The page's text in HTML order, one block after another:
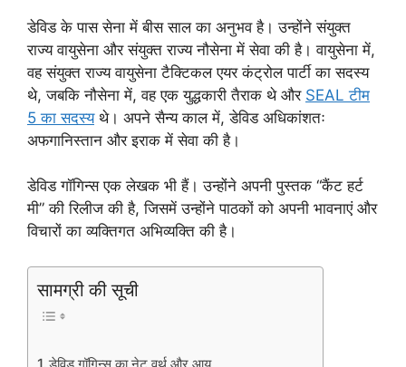
डेविड के पास सेना में बीस साल का अनुभव है। उन्होंने संयुक्त
राज्य वायुसेना और संयुक्त राज्य नौसेना में सेवा की है। वायुसेना में,
वह संयुक्त राज्य वायुसेना टैक्टिकल एयर कंट्रोल पार्टी का सदस्य
थे, जबकि नौसेना में, वह एक युद्धकारी तैराक थे और SEAL टीम
5 का सदस्यथे। अपने सैन्य काल में, डेविड अधिकांशतः
अफगानिस्तान और इराक में सेवा की है।
डेविड गॉगिन्स एक लेखक भी हैं। उन्होंने अपनी पुस्तक “कैंट हर्ट
मी” की रिलीज की है, जिसमें उन्होंने पाठकों को अपनी भावनाएं और
विचारों का व्यक्तिगत अभिव्यक्ति की है।
सामग्री की सूची